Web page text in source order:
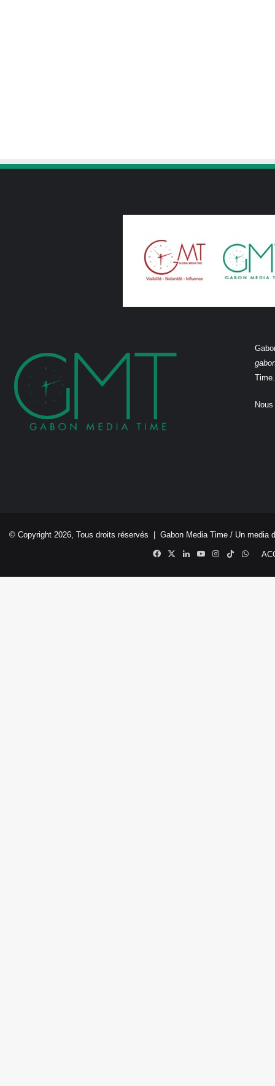
Time.
© Copyright 2026, Tous droits réservés | Gabon Media Time / Un media
Facebook
X LinkedinYouTubeInstagram
TikTok